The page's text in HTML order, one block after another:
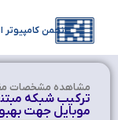
انجمن کامپیوتر
مشاهده‌ مشخصات
ترکيب شبکه
موبايل جهت